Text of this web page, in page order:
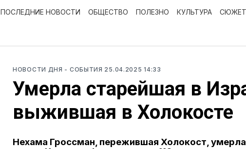
ПОСЛЕДНИЕ НОВОСТИ ОБЩЕСТВО ПОЛЕЗНО КУЛЬТУРА
НОВОСТИ ДНЯ - СОБЫТИЯ 25.04.2025 14:33
Умерла старейшая в
выжившая в Холокосте
Нехама Гроссман, пережившая Холокост,